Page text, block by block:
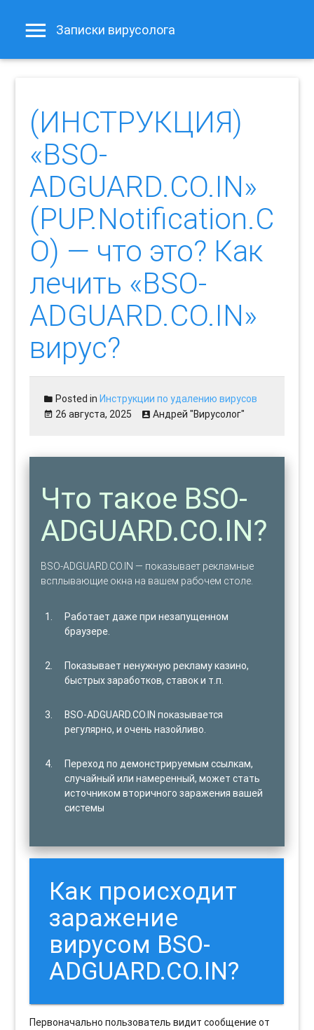
Записки вирусолога
(ИНСТРУКЦИЯ)
«BSO-
ADGUARD.CO.IN»
(PUP.Notification.C
O) — что это? Как
лечить «BSO-
ADGUARD.CO.IN»
вирус?
Posted inИнструкции по удалению вирусов
26 августа, 2025
Андрей "Вирусолог"
Что такое BSO-
ADGUARD.CO.IN?
BSO-ADGUARD.CO.IN — показывает рекламные
всплывающие окна на вашем рабочем столе.
Работает даже при незапущенном
браузере.
Показывает ненужную рекламу казино,
быстрых заработков, ставок и т.п.
BSO-ADGUARD.CO.IN показывается
регулярно, и очень назойливо.
Переход по демонстрируемым ссылкам,
случайный или намеренный, может стать
источником вторичного заражения вашей
системы
Как происходит
заражение
вирусом BSO-
ADGUARD.CO.IN?
Первоначально пользователь видит сообщение от